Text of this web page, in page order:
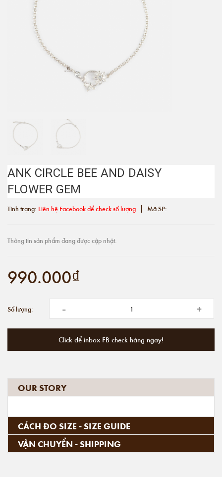
ANK CIRCLE BEE AND DAISY
FLOWER GEM
Tình trạng: Liên hệ Facebook để check số lượng | Mã SP:
Thông tin sản phẩm đang được cập nhật.
990.000₫
Số lượng: - +
Click để inbox FB check hàng ngay!
OUR STORY
CÁCH ĐO SIZE - SIZE GUIDE
VẬN CHUYỂN - SHIPPING